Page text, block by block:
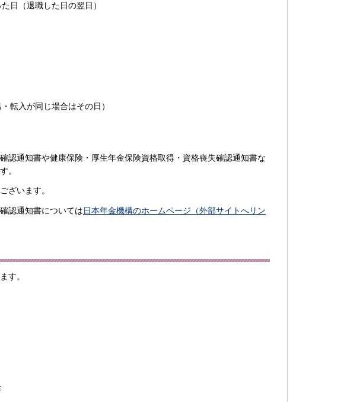
日（退職した日の翌日）
転入が同じ場合はその日）
認通知書や健康保険・厚生年金保険資格取得・資格喪失確認通知書な
。
ざいます。
認通知書については日本年金機構のホームページ（外部サイトへリン
す。